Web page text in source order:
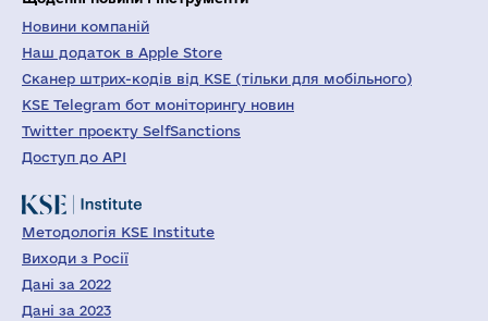
Новини компаній
Наш додаток в Apple Store
Сканер штрих-кодів від KSE (тільки для мобільного)
KSE Telegram бот моніторингу новин
Twitter проєкту SelfSanctions
Доступ до API
Методологія KSE Institute
Виходи з Росії
Дані за 2022
Дані за 2023